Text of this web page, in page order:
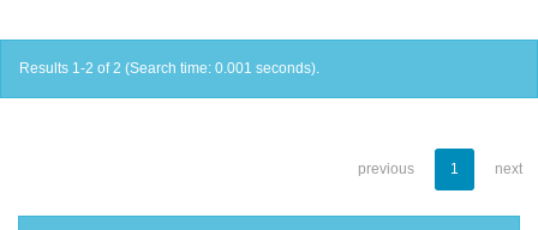
Results 1-2 of 2 (Search time: 0.001 seconds).
previous 1 next